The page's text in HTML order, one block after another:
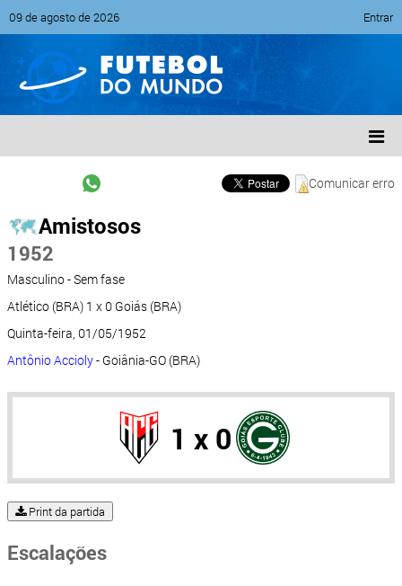
09 de agosto de 2026 Entrar
Comunicar erro
Amistosos
1952
Masculino - Sem fase
Atlético (BRA) 1 x 0 Goiás (BRA)
Quinta-feira, 01/05/1952
Antônio Accioly- Goiânia-GO (BRA)
1 x 0
Print da partida
Escalações